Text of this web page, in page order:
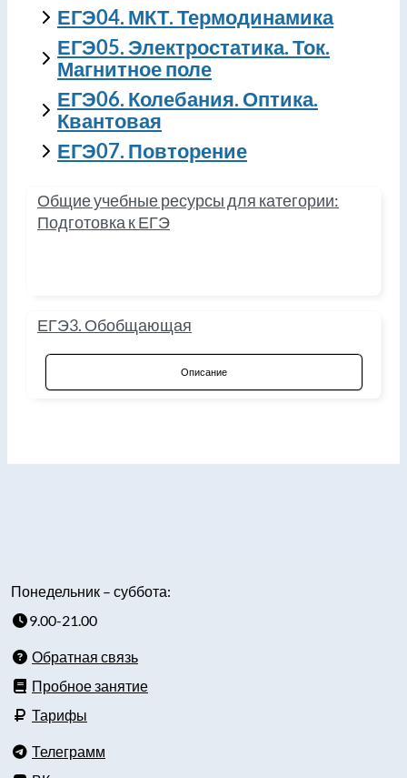
ЕГЭ04. МКТ. Термодинамика
ЕГЭ05. Электростатика. Ток.
Магнитное поле
ЕГЭ06. Колебания. Оптика.
Квантовая
ЕГЭ07. Повторение
Общие учебные ресурсы для категории:
Подготовка к ЕГЭ
ЕГЭ3. Обобщающая
Описание
Понедельник – суббота:
9.00-21.00
Обратная связь
Пробное занятие
Тарифы
Телеграмм